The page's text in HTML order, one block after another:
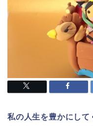
私の人生を豊かにし